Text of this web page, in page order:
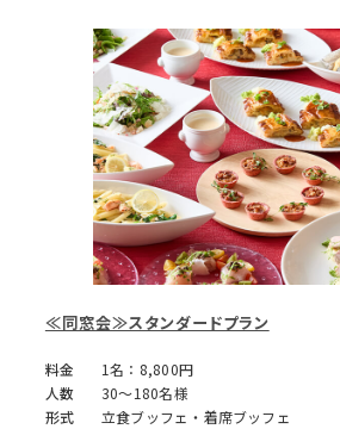
≪同窓会≫スタンダードプラン
料金
1名：8,800円
人数
30～180名様
形式
立食ブッフェ・着席ブッフェ